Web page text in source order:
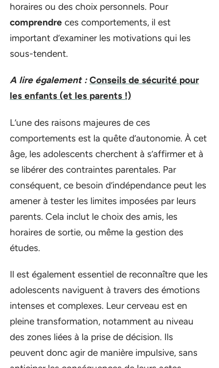
horaires ou des choix personnels. Pour
comprendre ces comportements, il est
important d’examiner les motivations qui les
sous-tendent.
A lire également : Conseils de sécurité pour
les enfants (et les parents !)
L’une des raisons majeures de ces
comportements est la quête d’autonomie. À cet
âge, les adolescents cherchent à s’affirmer et à
se libérer des contraintes parentales. Par
conséquent, ce besoin d’indépendance peut les
amener à tester les limites imposées par leurs
parents. Cela inclut le choix des amis, les
horaires de sortie, ou même la gestion des
études.
Il est également essentiel de reconnaître que les
adolescents naviguent à travers des émotions
intenses et complexes. Leur cerveau est en
pleine transformation, notamment au niveau
des zones liées à la prise de décision. Ils
peuvent donc agir de manière impulsive, sans